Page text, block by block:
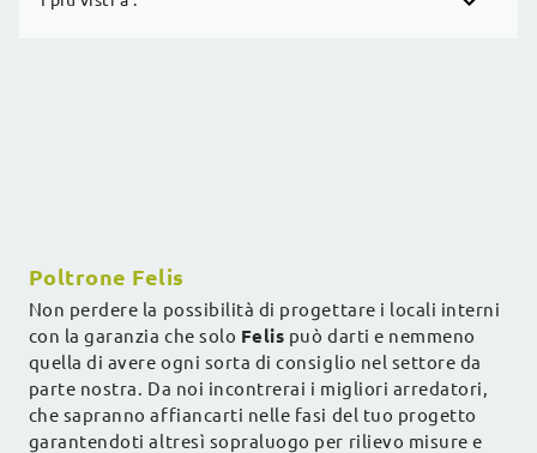
Poltrone Felis
Non perdere la possibilità di progettare i locali interni
con la garanzia che solo Felis può darti e nemmeno
quella di avere ogni sorta di consiglio nel settore da
parte nostra. Da noi incontrerai i migliori arredatori,
che sapranno affiancarti nelle fasi del tuo progetto
garantendoti altresì sopraluogo per rilievo misure e